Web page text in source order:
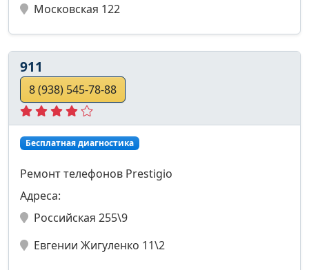
Московская 122
911
8 (938) 545-78-88
Бесплатная диагностика
Ремонт телефонов Prestigio
Адреса:
Российская 255\9
Евгении Жигуленко 11\2